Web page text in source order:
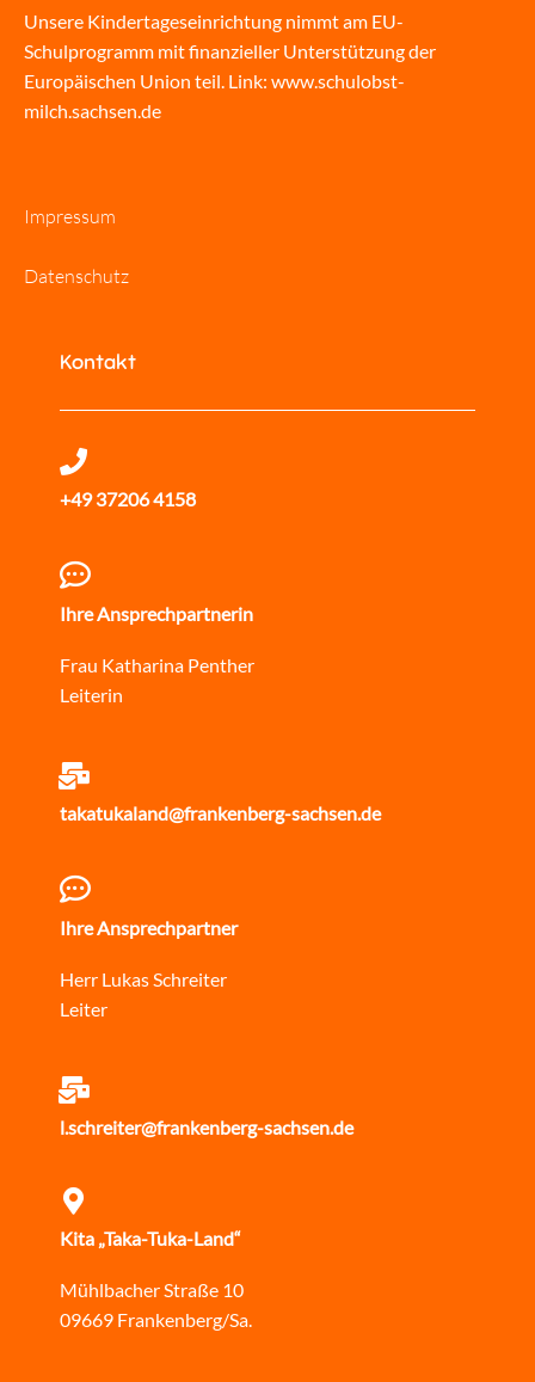
Unsere Kindertageseinrichtung nimmt am EU-
Schulprogramm mit finanzieller Unterstützung der
Europäischen Union teil. Link: www.schulobst-
milch.sachsen.de
Impressum
Datenschutz
Kontakt
+49 37206 4158
Ihre Ansprechpartnerin
Frau Katharina Penther
Leiterin
takatukaland@frankenberg-sachsen.de
Ihre Ansprechpartner
Herr Lukas Schreiter
Leiter
l.schreiter@frankenberg-sachsen.de
Kita „Taka-Tuka-Land“
Mühlbacher Straße 10
09669 Frankenberg/Sa.